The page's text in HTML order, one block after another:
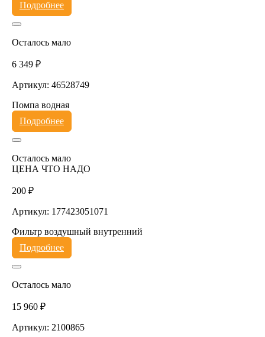
Подробнее
Осталось мало
6 349 ₽
Артикул: 46528749
Помпа водная
Подробнее
Осталось мало
ЦЕНА ЧТО НАДО
200 ₽
Артикул: 177423051071
Фильтр воздушный внутренний
Подробнее
Осталось мало
15 960 ₽
Артикул: 2100865